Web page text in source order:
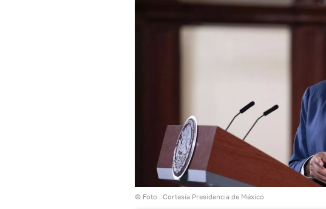
© Foto : Cortesía Presidencia de México